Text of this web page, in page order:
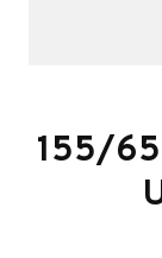
155/